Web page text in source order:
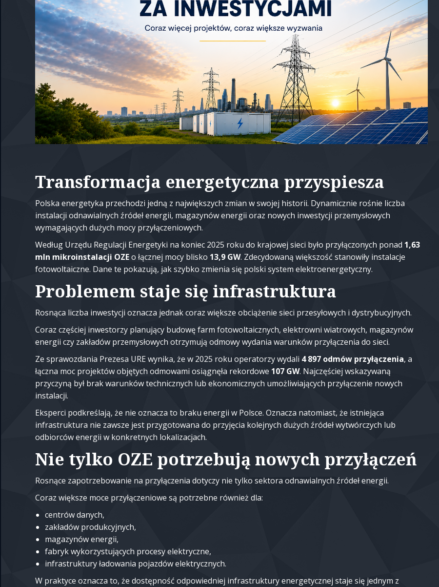
Transformacja energetyczna przyspiesza
Polska energetyka przechodzi jedną z największych zmian w swojej historii. Dynamicznie rośnie liczba
instalacji odnawialnych źródeł energii, magazynów energii oraz nowych inwestycji przemysłowych
wymagających dużych mocy przyłączeniowych.
Według Urzędu Regulacji Energetyki na koniec 2025 roku do krajowej sieci było przyłączonych ponad 1,63
mln mikroinstalacji OZEo łącznej mocy blisko 13,9 GW. Zdecydowaną większość stanowiły instalacje
fotowoltaiczne. Dane te pokazują, jak szybko zmienia się polski system elektroenergetyczny.
Problemem staje się infrastruktura
Rosnąca liczba inwestycji oznacza jednak coraz większe obciążenie sieci przesyłowych i dystrybucyjnych.
Coraz częściej inwestorzy planujący budowę farm fotowoltaicznych, elektrowni wiatrowych, magazynów
energii czy zakładów przemysłowych otrzymują odmowy wydania warunków przyłączenia do sieci.
Ze sprawozdania Prezesa URE wynika, że w 2025 roku operatorzy wydali 4 897 odmów przyłączenia, a
łączna moc projektów objętych odmowami osiągnęła rekordowe 107 GW. Najczęściej wskazywaną
przyczyną był brak warunków technicznych lub ekonomicznych umożliwiających przyłączenie nowych
instalacji.
Eksperci podkreślają, że nie oznacza to braku energii w Polsce. Oznacza natomiast, że istniejąca
infrastruktura nie zawsze jest przygotowana do przyjęcia kolejnych dużych źródeł wytwórczych lub
odbiorców energii w konkretnych lokalizacjach.
Nie tylko OZE potrzebują nowych przyłączeń
Rosnące zapotrzebowanie na przyłączenia dotyczy nie tylko sektora odnawialnych źródeł energii.
Coraz większe moce przyłączeniowe są potrzebne również dla:
centrów danych,
zakładów produkcyjnych,
magazynów energii,
fabryk wykorzystujących procesy elektryczne,
infrastruktury ładowania pojazdów elektrycznych.
W praktyce oznacza to, że dostępność odpowiedniej infrastruktury energetycznej staje się jednym z